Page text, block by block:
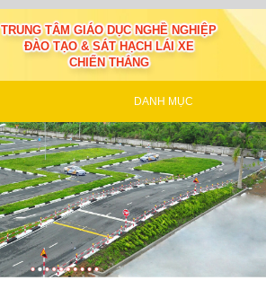
TRUNG TÂM GIÁO DỤC NGHỀ NGHIỆP
ĐÀO TẠO & SÁT HẠCH LÁI XE
CHIẾN THẮNG
DANH MỤC